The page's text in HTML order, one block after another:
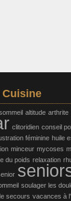
Cuisine
altitude arthrite
clitoridien conseil
féminine huile
minceur mycoses
du poids relaxation
soulager les
secours vacances à